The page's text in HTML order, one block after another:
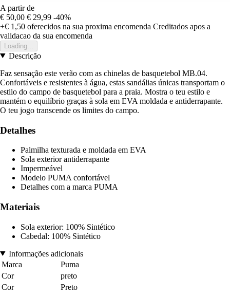
A partir de
€ 50,00 € 29,99 -40%
+€ 1,50 oferecidos na sua proxima encomenda Creditados apos a
validacao da sua encomenda
Loading...
Descrição
Faz sensação este verão com as chinelas de basquetebol MB.04.
Confortáveis e resistentes à água, estas sandálias únicas transportam o
estilo do campo de basquetebol para a praia. Mostra o teu estilo e
mantém o equilíbrio graças à sola em EVA moldada e antiderrapante.
O teu jogo transcende os limites do campo.
Detalhes
Palmilha texturada e moldada em EVA
Sola exterior antiderrapante
Impermeável
Modelo PUMA confortável
Detalhes com a marca PUMA
Materiais
Sola exterior: 100% Sintético
Cabedal: 100% Sintético
Informações adicionais
Marca
Puma
Cor
preto
Cor
Preto